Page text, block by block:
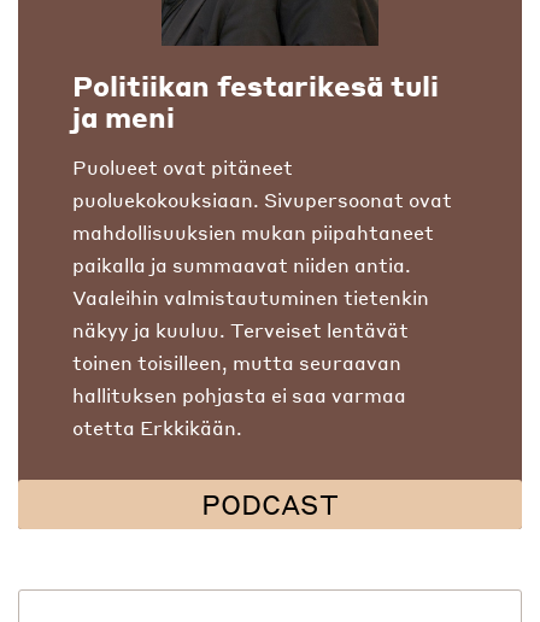
Politiikan festarikesä tuli
ja meni
Puolueet ovat pitäneet
puoluekokouksiaan. Sivupersoonat ovat
mahdollisuuksien mukan piipahtaneet
paikalla ja summaavat niiden antia.
Vaaleihin valmistautuminen tietenkin
näkyy ja kuuluu. Terveiset lentävät
toinen toisilleen, mutta seuraavan
hallituksen pohjasta ei saa varmaa
otetta Erkkikään.
PODCAST